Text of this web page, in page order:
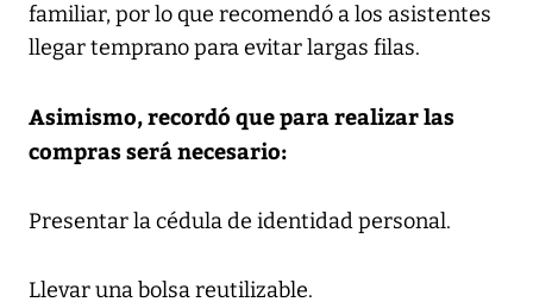
familiar, por lo que recomendó a los asistentes
llegar temprano para evitar largas filas.
Asimismo, recordó que para realizar las
compras será necesario:
Presentar la cédula de identidad personal.
Llevar una bolsa reutilizable.